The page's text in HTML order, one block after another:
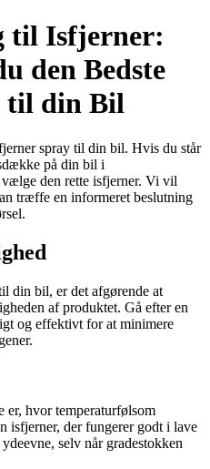
til Isfjerner:
den Bedste
til din Bil
spray til din bil. Hvis du står
på din bil i
den rette isfjerner. Vi vil
træffe en informeret beslutning
din bil, er det afgørende at
af produktet. Gå efter en
og effektivt for at minimere
er, hvor temperaturfølsom
isfjerner, der fungerer godt i lave
selv når gradestokken